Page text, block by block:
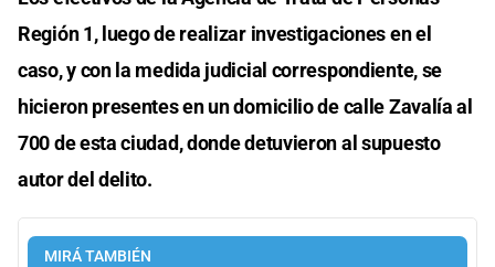
Región 1, luego de realizar investigaciones en el
caso, y con la medida judicial correspondiente, se
hicieron presentes en un domicilio de calle Zavalía al
700 de esta ciudad, donde detuvieron al supuesto
autor del delito.
MIRÁ TAMBIÉN